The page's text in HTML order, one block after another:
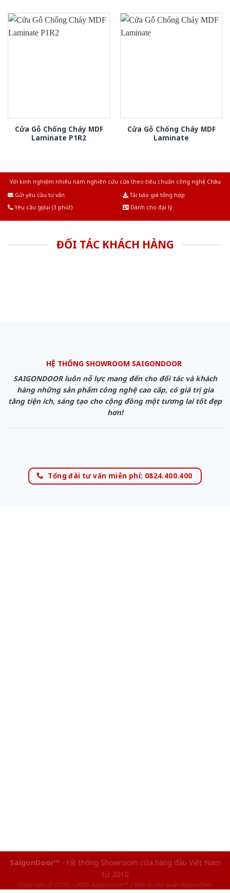
Cửa Gỗ Chống Cháy MDF
Laminate P1R2
Cửa Gỗ Chống Cháy MDF
Laminate
Với kinh nghiệm nhiêu năm nghiên cứu cửa theo tiêu chuẩn công nghệ Châu
Gửi yêu cầu tư vấn
Tải báo giá tổng hợp
Yêu cầu gọi lại (3 phút)
Dành cho đại lý
ĐỐI TÁC KHÁCH HÀNG
HỆ THỐNG SHOWROOM SAIGONDOOR
SAIGONDOOR luôn nỗ lực mang đến cho đối tác và khách
hàng những sản phẩm công nghệ cao cấp, có giá trị gia
tăng tiện ích, sáng tạo cho cộng đồng một tương lai tốt đẹp
hơn!
Tổng đài tư vấn miễn phí: 0824.400.400
SaigonDoor™ - Hệ thống Showroom cửa hàng đầu Việt Nam
từ 2010
Copyright ⓒ 2010 – 2026 SaigonDoor™ | Đơn vị chủ quản SaigonDoor